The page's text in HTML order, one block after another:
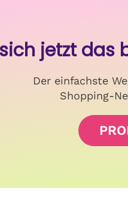
jetzt
Der einfachste
Shopping-